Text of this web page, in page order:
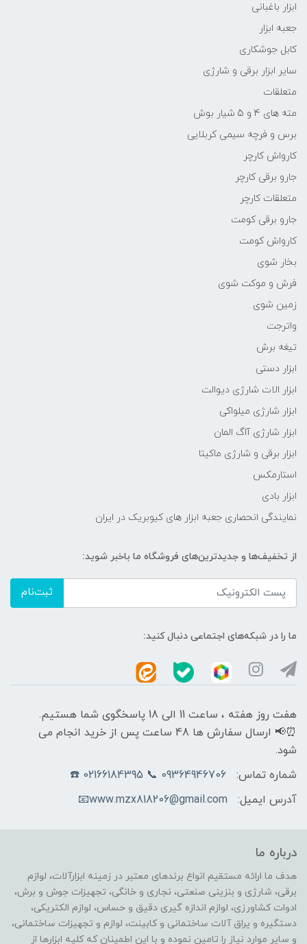
ابزار باغبانی
جعبه ابزار
کابل جوشکاری
سایر ابزار برقی و شارژی
متعلقات
مته های 4 و 5 شیار بوش
برس و فرچه سیمی کربلایی
کارواش کارچر
جارو برقی کارچر
متعلقات کارچر
جارو برقی کومت
کارواش کومت
بخار شوی
فرش و موکت شوی
زمین شوی
واترجت
تیغه برش
ابزار دستی
ابزار الات شارژی دیوالت
ابزار شارژی میلواکی
ابزار شارژی آاگ المان
ابزار برقی و شارژی ماکیتا
استارمکس
ابزار بادی
نمایندگی انحصاری جعبه ابزار های کیوبریک در ایران
از تخفیف‌ها و جدیدترین‌های فروشگاه ما باخبر شوید:
ثبت‌نام
ما را در شبکه‌های اجتماعی دنبال کنید:
هفت روز هفته ، ساعت 11 الی 18 پاسخگوی شما هستیم.
⏰📢 ارسال سفارش ها 48 ساعت پس از خرید انجام می
شود.
شماره تماس:
09364946706 📞 02166184395 ☎️
آدرس ایمیل:
www.mzx818206@gmail.com📧
درباره ما
هدف ما ارائه مستقیم انواع برندهای معتبر در زمینه ابزارآلات، لوازم
برقی، شارژی و بنزینی صنعتی، نجاری و خانگی، تجهیزات جوش و برش،
ادوات کشاورزی، لوازم اندازه گیری دقیق و حساس، لوازم الکتریکی،
دستگیره و یراق آلات ساختمانی و کابینت، لوازم و تجهیزات ساختمانی،
و سایر موارد نیاز را تامین نموده و با این اطمینان که کلیه ابزارها از